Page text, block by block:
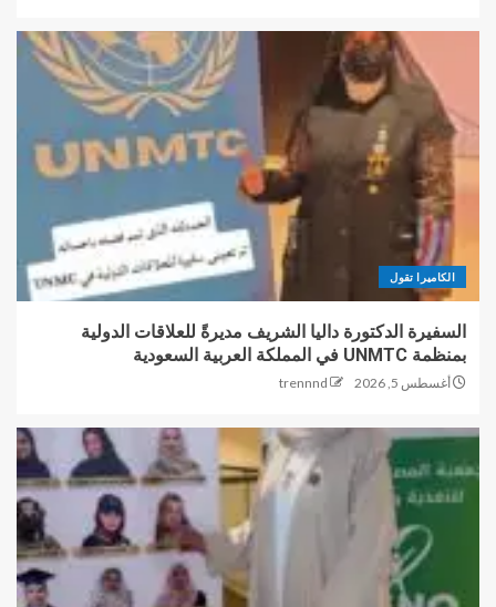
الكاميرا تقول
السفيرة الدكتورة داليا الشريف مديرةً للعلاقات الدولية
بمنظمة UNMTC في المملكة العربية السعودية
أغسطس 5, 2026 trennnd